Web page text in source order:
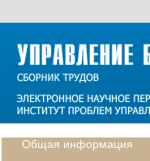
Общая информация